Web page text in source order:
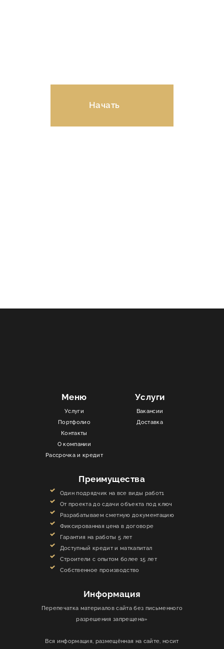
Начать
Меню
Услуги
Портфолио
Контакты
О компании
Рассрочка и кредит
Услуги
Вакансии
Доставка
Преимущества
Один подрядчик на все виды работ1
От проекта до сдачи объекта под ключ
Разрабатываем сметную документацию
Фиксированная цена в договоре
Гарантия на работы 5 лет
Доступный кредит и маткапитал
Строители с опытом более 15 лет
Собственное производство
Информация
Перепечатка материалов сайта без письменного
разрешения запрещена»
Вся информация, размещённая на сайте, носит